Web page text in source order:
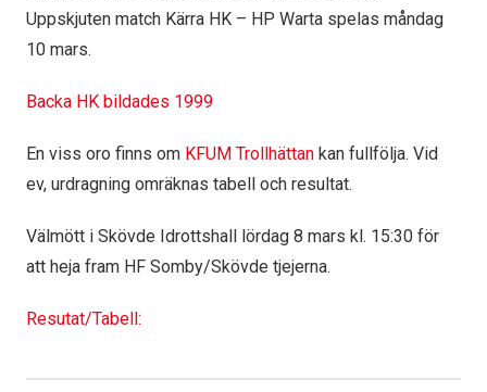
Uppskjuten match Kärra HK – HP Warta spelas måndag
10 mars.
Backa HK bildades 1999
En viss oro finns om KFUM Trollhättan kan fullfölja. Vid
ev, urdragning omräknas tabell och resultat.
Välmött i Skövde Idrottshall lördag 8 mars kl. 15:30 för
att heja fram HF Somby/Skövde tjejerna.
Resutat/Tabell: